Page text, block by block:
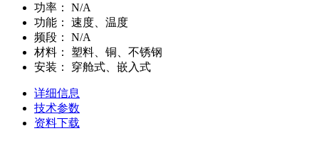
功率：
N/A
功能：
速度、温度
频段：
N/A
材料：
塑料、铜、不锈钢
安装：
穿舱式、嵌入式
详细信息
技术参数
资料下载